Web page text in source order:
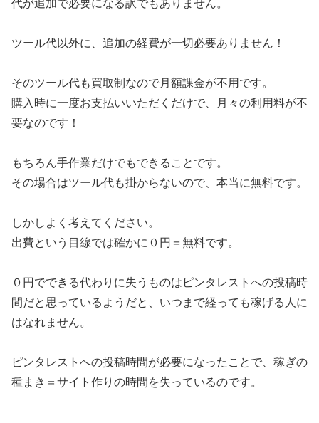
代が追加で必要になる訳でもありません。
ツール代以外に、追加の経費が一切必要ありません！
そのツール代も買取制なので月額課金が不用です。
購入時に一度お支払いいただくだけで、月々の利用料が不
要なのです！
もちろん手作業だけでもできることです。
その場合はツール代も掛からないので、本当に無料です。
しかしよく考えてください。
出費という目線では確かに０円＝無料です。
０円でできる代わりに失うものはピンタレストへの投稿時
間だと思っているようだと、いつまで経っても稼げる人に
はなれません。
ピンタレストへの投稿時間が必要になったことで、稼ぎの
種まき＝サイト作りの時間を失っているのです。